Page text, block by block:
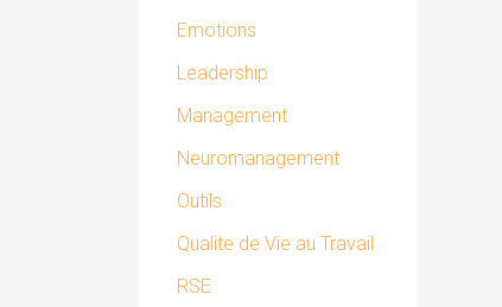
Emotions
Leadership
Management
Neuromanagement
Outils
Qualite de Vie au Travail
RSE